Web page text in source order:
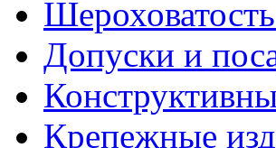
Допуски и
Крепежные